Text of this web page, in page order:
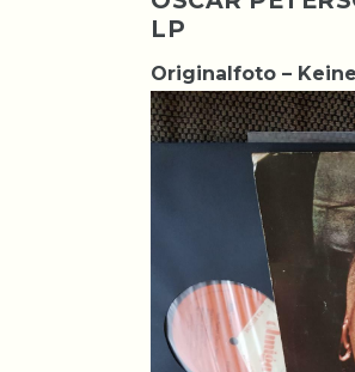
LP
Originalfoto –